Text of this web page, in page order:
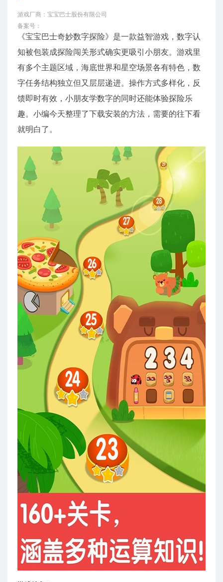
游戏厂商：宝宝巴士股份有限公司
备案号：
《宝宝巴士奇妙数字探险》是一款益智游戏，数字认
知被包装成探险闯关形式确实更吸引小朋友。游戏里
有多个主题区域，海底世界和星空场景各有特色，数
字任务结构独立但又层层递进。操作方式多样化，反
馈即时有效，小朋友学数字的同时还能体验探险乐
趣。小编今天整理了下载安装的方法，需要的往下看
就明白了。